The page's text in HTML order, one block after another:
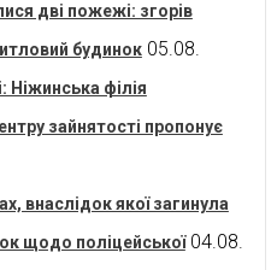
дві пожежі: згорів
будинок 05.08.
Ніжинська філія
зайнятості пропонує
внаслідок якої загинула
щодо поліцейської 04.08.